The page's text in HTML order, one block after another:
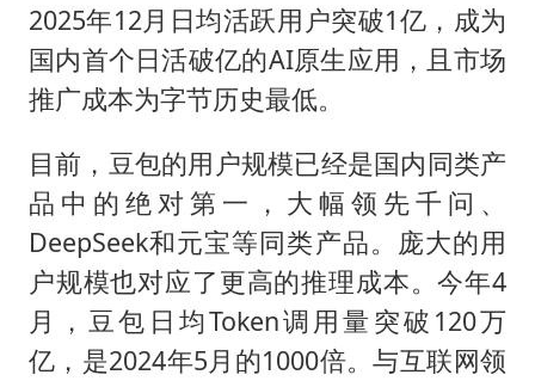
2025年12月日均活跃用户突破1亿，成为
国内首个日活破亿的AI原生应用，且市场
推广成本为字节历史最低。
目前，豆包的用户规模已经是国内同类产
品中的绝对第一，大幅领先千问、
DeepSeek和元宝等同类产品。庞大的用
户规模也对应了更高的推理成本。今年4
月，豆包日均Token调用量突破120万
亿，是2024年5月的1000倍。与互联网领